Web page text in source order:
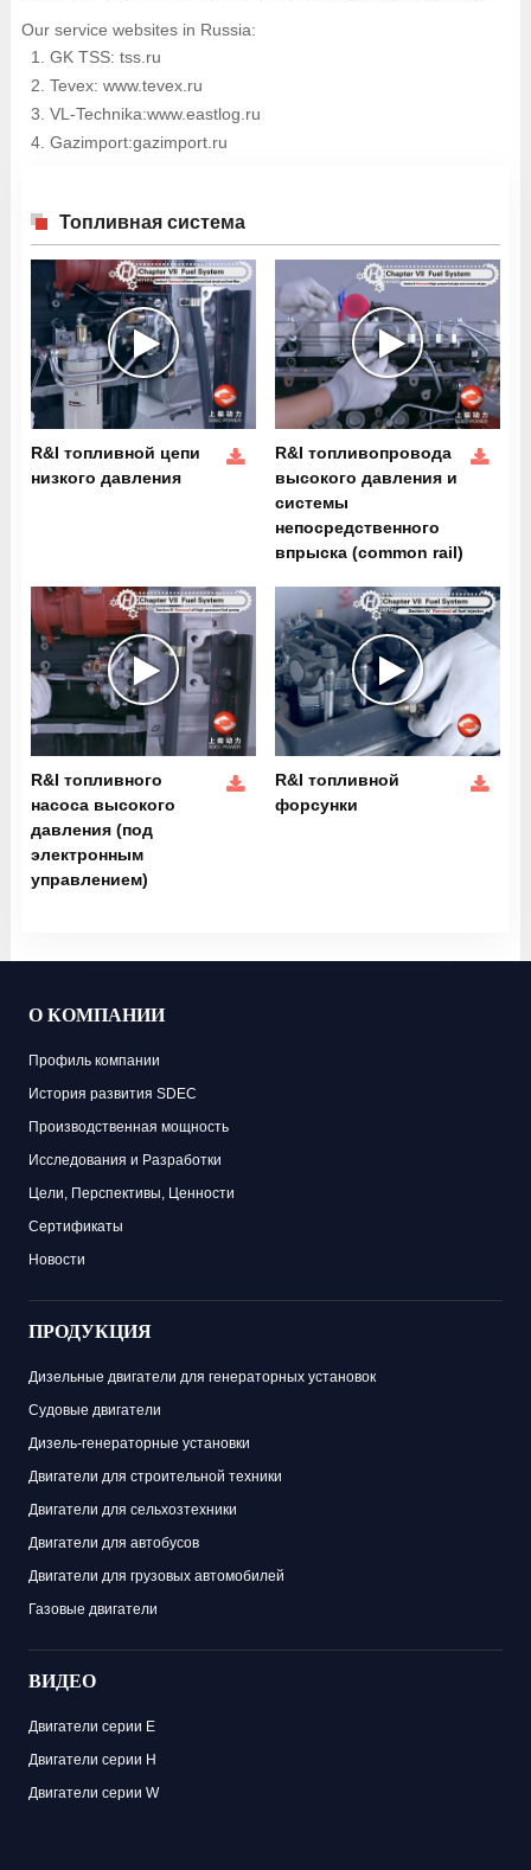
Our service websites in Russia:
GK TSS: tss.ru
Tevex: www.tevex.ru
VL-Technika:www.eastlog.ru
Gazimport:gazimport.ru
Топливная система
R&I топливной цепи
низкого давления
R&I топливопровода
высокого давления и
системы
непосредственного
впрыска (common rail)
R&I топливного
насоса высокого
давления (под
электронным
управлением)
R&I топливной
форсунки
О КОМПАНИИ
Профиль компании
История развития SDEC
Производственная мощность
Исследования и Разработки
Цели, Перспективы, Ценности
Сертификаты
Новости
ПРОДУКЦИЯ
Дизельные двигатели для генераторных установок
Судовые двигатели
Дизель-генераторные установки
Двигатели для строительной техники
Двигатели для сельхозтехники
Двигатели для автобусов
Двигатели для грузовых автомобилей
Газовые двигатели
ВИДЕО
Двигатели серии E
Двигатели серии H
Двигатели серии W